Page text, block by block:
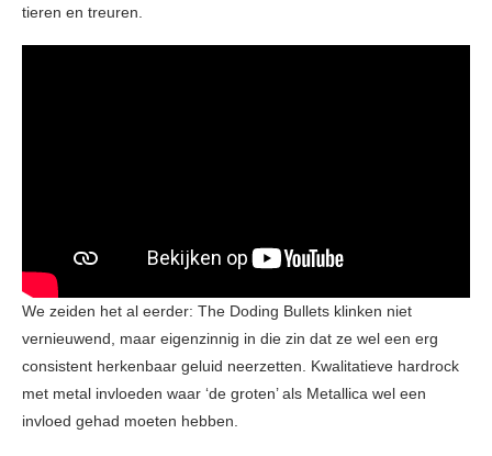
tieren en treuren.
We zeiden het al eerder: The Doding Bullets klinken niet
vernieuwend, maar eigenzinnig in die zin dat ze wel een erg
consistent herkenbaar geluid neerzetten. Kwalitatieve hardrock
met metal invloeden waar ‘de groten’ als Metallica wel een
invloed gehad moeten hebben.